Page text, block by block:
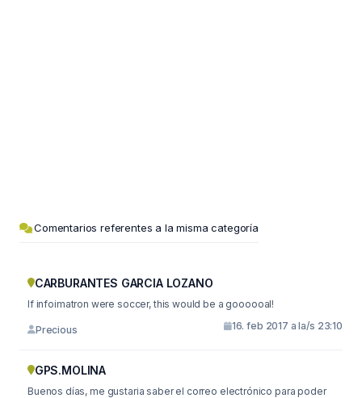
Comentarios referentes a la misma categoría
CARBURANTES GARCIA LOZANO
If infoimatron were soccer, this would be a goooooal!
Precious 16. feb 2017 a la/s 23:10
GPS.MOLINA
Buenos días, me gustaria saber el correo electrónico para poder